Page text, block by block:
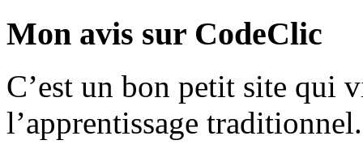
Mon avis sur CodeClic
C’est un bon petit site qui
l’apprentissage traditionnel.